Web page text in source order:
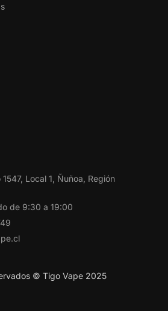
1547, Local 1, Ñuñoa, Región
de 9:30 a 19:00
© Tigo Vape 2025